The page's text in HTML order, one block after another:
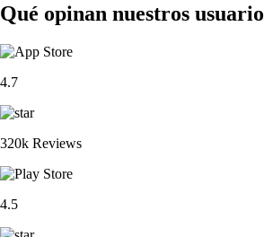
Qué opinan nuestros
4.7
320k Reviews
4.5